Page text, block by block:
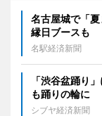
名古屋城で「
縁日ブースも
名駅経済新聞
「渋谷盆踊り
も踊りの輪に
シブヤ経済新聞